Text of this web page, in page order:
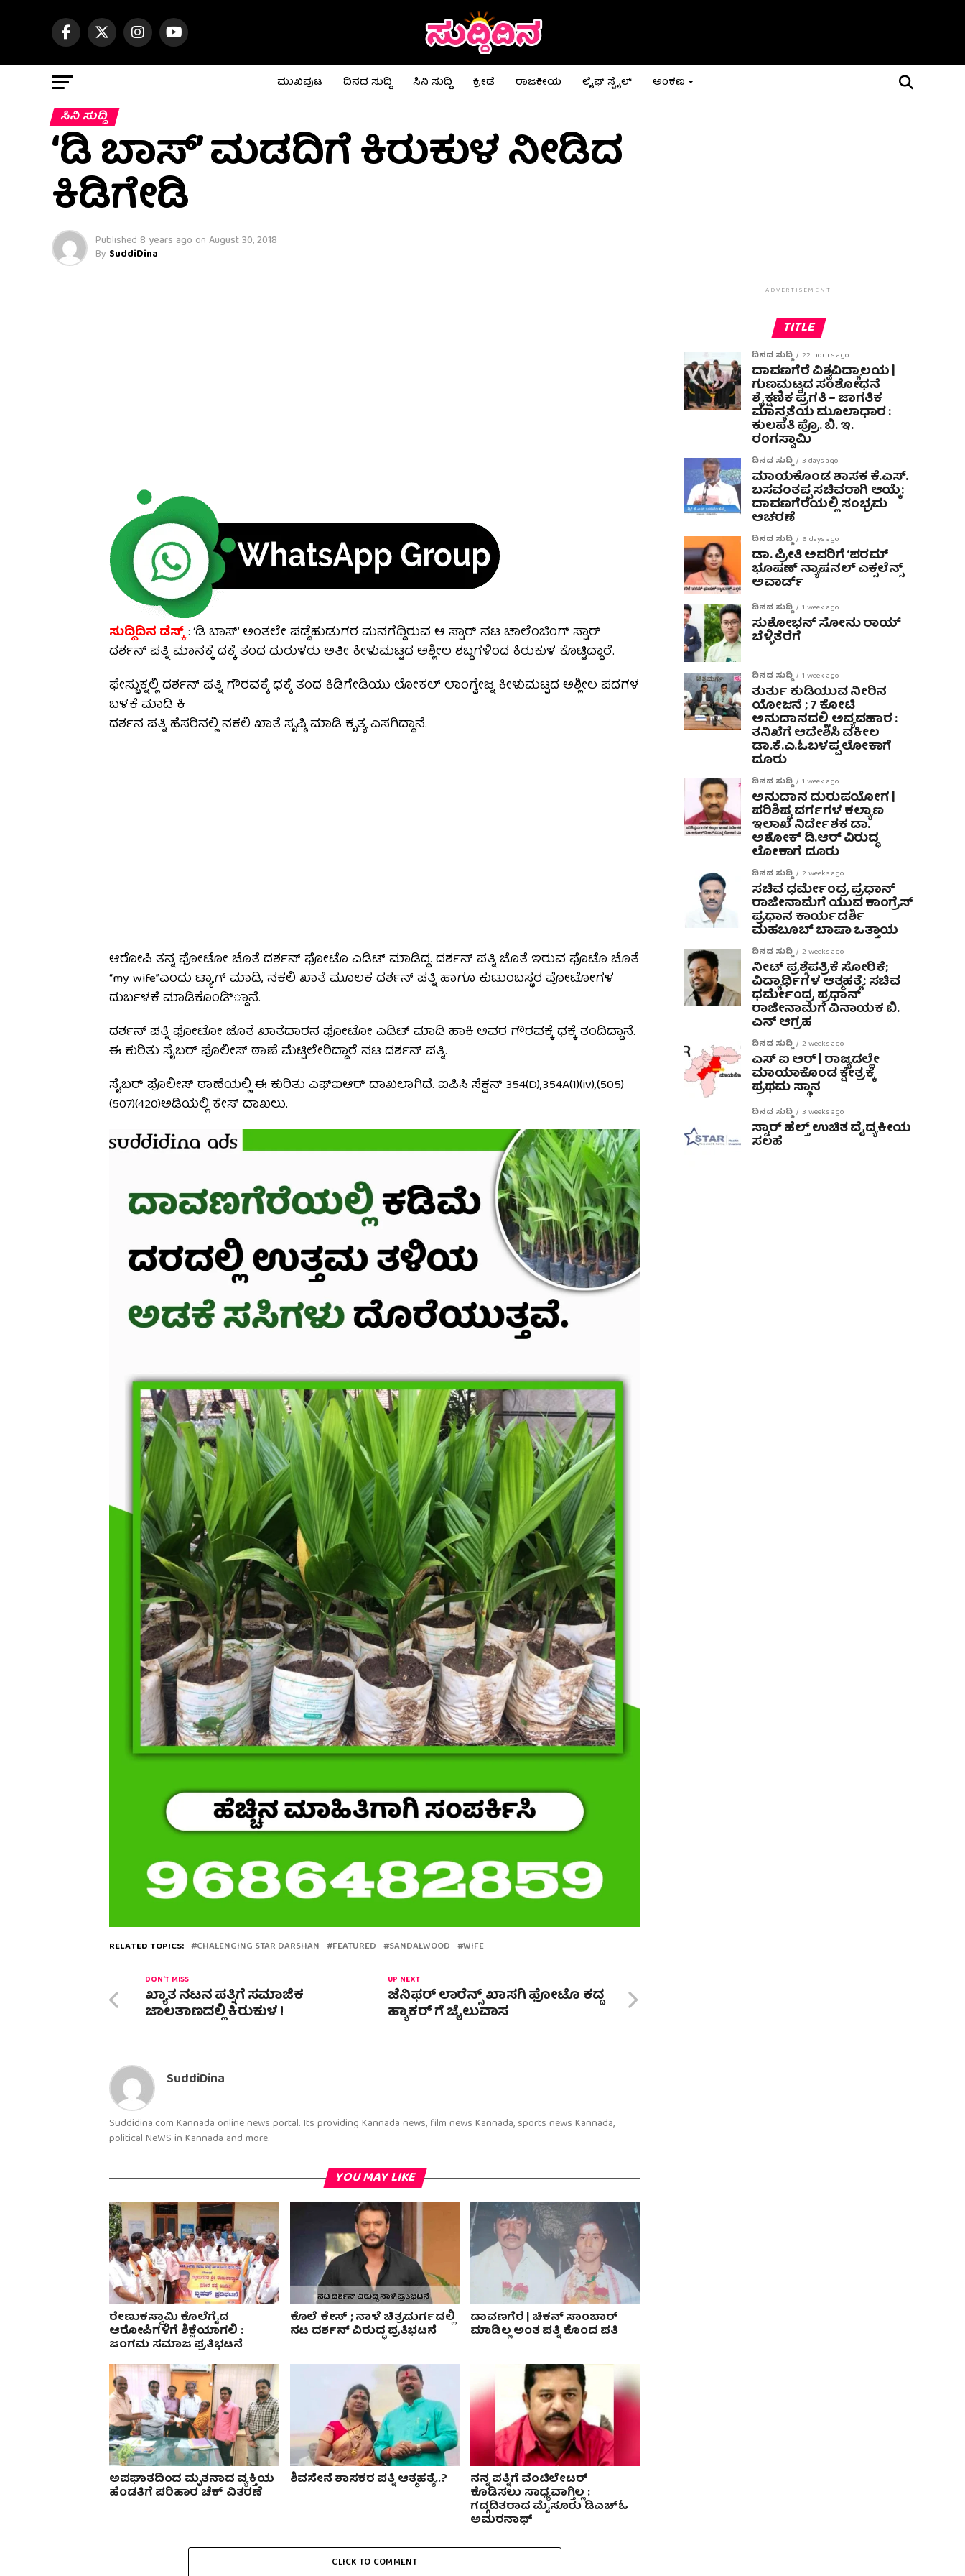
ಮುಖಪುಟ ದಿನದ ಸುದ್ದಿ ಸಿನಿ ಸುದ್ದಿ ಕ್ರೀಡೆ ರಾಜಕೀಯ ಲೈಫ್ ಸ್ಟೈಲ್ ಅಂಕಣ
ಸಿನಿ ಸುದ್ದಿ
‘ಡಿ ಬಾಸ್’ ಮಡದಿಗೆ ಕಿರುಕುಳ ನೀಡಿದ
ಕಿಡಿಗೇಡಿ
Published 8 years ago on August 30, 2018
By SuddiDina
ಸುದ್ದಿದಿನ ಡೆಸ್ಕ್: ‘ಡಿ ಬಾಸ್’ ಅಂತಲೇ ಪಡ್ಡೆಹುಡುಗರ ಮನಗೆದ್ದಿರುವ ಆ ಸ್ಟಾರ್ ನಟ ಚಾಲೆಂಜಿಂಗ್ ಸ್ಟಾರ್
ದರ್ಶನ್ ಪತ್ನಿ ಮಾನಕ್ಕೆ ದಕ್ಕೆ ತಂದ ದುರುಳರು ಅತೀ ಕೀಳುಮಟ್ಟದ ಅಶ್ಲೀಲ ಶಬ್ಧಗಳಿಂದ ಕಿರುಕುಳ ಕೊಟ್ಟಿದ್ದಾರೆ.
ಫೇಸ್ಬುಕ್ನಲ್ಲಿ ದರ್ಶನ್ ಪತ್ನಿ ಗೌರವಕ್ಕೆ ಧಕ್ಕೆ ತಂದ ಕಿಡಿಗೇಡಿಯು ಲೋಕಲ್ ಲಾಂಗ್ವೇಜ್ನ ಕೀಳುಮಟ್ಟದ ಅಶ್ಲೀಲ ಪದಗಳ
ಬಳಕೆ ಮಾಡಿ ಕಿ
ದರ್ಶನ ಪತ್ನಿ ಹೆಸರಿನಲ್ಲಿ ನಕಲಿ ಖಾತೆ ಸೃಷ್ಠಿ ಮಾಡಿ ಕೃತ್ಯ ಎಸಗಿದ್ದಾನೆ.
ಆರೋಪಿ ತನ್ನ ಫೋಟೋ ಜೊತೆ ದರ್ಶನ್ ಫೋಟೊ ಎಡಿಟ್ ಮಾಡಿದ್ದ. ದರ್ಶನ್ ಪತ್ನಿ ಜೊತೆ ಇರುವ ಫೊಟೊ ಜೊತೆ
“my wife”ಎಂದು ಟ್ಯಾಗ್ ಮಾಡಿ, ನಕಲಿ ಖಾತೆ ಮೂಲಕ ದರ್ಶನ್ ಪತ್ನಿ ಹಾಗೂ ಕುಟುಂಬಸ್ಥರ ಫೋಟೋಗಳ
ದುರ್ಬಳಕೆ ಮಾಡಿಕೊಂಡಿ್್ದಾನೆ.
ದರ್ಶನ್ ಪತ್ನಿ ಫೋಟೋ ಜೊತೆ ಖಾತೆದಾರನ ಫೋಟೋ ಎಡಿಟ್ ಮಾಡಿ ಹಾಕಿ ಅವರ ಗೌರವಕ್ಕೆ ಧಕ್ಕೆ ತಂದಿದ್ದಾನೆ.
ಈ ಕುರಿತು ಸೈಬರ್ ಪೊಲೀಸ್ ಠಾಣೆ ಮೆಟ್ಟಿಲೇರಿದ್ದಾರೆ ನಟ ದರ್ಶನ್ ಪತ್ನಿ.
ಸೈಬರ್ ಪೊಲೀಸ್ ಠಾಣೆಯಲ್ಲಿ ಈ ಕುರಿತು ಎಫ್ಐಆರ್ ದಾಖಲಾಗಿದೆ. ಐಪಿಸಿ ಸೆಕ್ಷನ್ 354(D),354A(1)(iv),(505)
(507)(420)ಅಡಿಯಲ್ಲಿ ಕೇಸ್ ದಾಖಲು.
RELATED TOPICS: CHALENGING STAR DARSHAN FEATURED SANDALWOOD WIFE
UP NEXT
ಜೆನಿಫರ್ ಲಾರೆನ್ಸ್ ಖಾಸಗಿ ಫೋಟೊ ಕದ್ದ
ಹ್ಯಾಕರ್ ಗೆ ಜೈಲುವಾಸ
DON'T MISS
ಖ್ಯಾತ ನಟನ ಪತ್ನಿಗೆ ಸಮಾಜಿಕ
ಜಾಲತಾಣದಲ್ಲಿ ಕಿರುಕುಳ !
SuddiDina
Suddidina.com Kannada online news portal. Its providing Kannada news, film news Kannada, sports news Kannada,
political NeWS in Kannada and more.
YOU MAY LIKE
ರೇಣುಕಸ್ವಾಮಿ ಕೊಲೆಗೈದ
ಆರೋಪಿಗಳಿಗೆ ಶಿಕ್ಷೆಯಾಗಲಿ :
ಜಂಗಮ ಸಮಾಜ ಪ್ರತಿಭಟನೆ
ಕೊಲೆ ಕೇಸ್ ; ನಾಳೆ ಚಿತ್ರದುರ್ಗದಲ್ಲಿ
ನಟ ದರ್ಶನ್ ವಿರುದ್ಧ ಪ್ರತಿಭಟನೆ
ದಾವಣಗೆರೆ | ಚಿಕನ್ ಸಾಂಬಾರ್
ಮಾಡಿಲ್ಲ ಅಂತ ಪತ್ನಿ ಕೊಂದ ಪತಿ
ಅಪಘಾತದಿಂದ ಮೃತನಾದ ವ್ಯಕ್ತಿಯ
ಹೆಂಡತಿಗೆ ಪರಿಹಾರ ಚೆಕ್ ವಿತರಣೆ
ಶಿವಸೇನೆ ಶಾಸಕರ ಪತ್ನಿ ಆತ್ಮಹತ್ಯೆ..? ನನ್ನ ಪತ್ನಿಗೆ ವೆಂಟಿಲೇಟರ್
ಕೊಡಿಸಲು ಸಾಧ್ಯವಾಗ್ತಿಲ್ಲ :
ಗದ್ಗದಿತರಾದ ಮೈಸೂರು ಡಿಎಚ್ಓ
ಅಮರನಾಥ್
CLICK TO COMMENT
ADVERTISEMENT
TITLE
ದಿನದ ಸುದ್ದಿ 22 hours ago
ದಾವಣಗೆರೆ ವಿಶ್ವವಿದ್ಯಾಲಯ |
ಗುಣಮಟ್ಟದ ಸಂಶೋಧನೆ
ಶೈಕ್ಷಣಿಕ ಪ್ರಗತಿ – ಜಾಗತಿಕ
ಮಾನ್ಯತೆಯ ಮೂಲಾಧಾರ :
ಕುಲಪತಿ ಪ್ರೊ. ಬಿ. ಇ.
ರಂಗಸ್ವಾಮಿ
ದಿನದ ಸುದ್ದಿ 3 days ago
ಮಾಯಕೊಂಡ ಶಾಸಕ ಕೆ.ಎಸ್.
ಬಸವಂತಪ್ಪ ಸಚಿವರಾಗಿ ಆಯ್ಕೆ:
ದಾವಣಗೆರೆಯಲ್ಲಿ ಸಂಭ್ರಮ
ಆಚರಣೆ
ದಿನದ ಸುದ್ದಿ 6 days ago
ಡಾ. ಪ್ರೀತಿ ಅವರಿಗೆ ‘ಪರಮ್
ಭೂಷಣ್ ನ್ಯಾಷನಲ್ ಎಕ್ಸಲೆನ್ಸ್
ಅವಾರ್ಡ್
ದಿನದ ಸುದ್ದಿ 1 week ago
ಸುಶೋಭನ್ ಸೋನು ರಾಯ್
ಬೆಳ್ಳಿತೆರೆಗೆ
ದಿನದ ಸುದ್ದಿ 1 week ago
ತುರ್ತು ಕುಡಿಯುವ ನೀರಿನ
ಯೋಜನೆ ; 7 ಕೋಟಿ
ಅನುದಾನದಲ್ಲಿ ಅವ್ಯವಹಾರ :
ತನಿಖೆಗೆ ಆದೇಶಿಸಿ ವಕೀಲ
ಡಾ‌.ಕೆ.ಎ.ಓಬಳಪ್ಪ ಲೋಕಾಗೆ
ದೂರು
ದಿನದ ಸುದ್ದಿ 1 week ago
ಅನುದಾನ ದುರುಪಯೋಗ |
ಪರಿಶಿಷ್ಟ ವರ್ಗಗಳ ಕಲ್ಯಾಣ
ಇಲಾಖೆ ನಿರ್ದೇಶಕ ಡಾ.
ಅಶೋಕ್ ಡಿ.ಆರ್ ವಿರುದ್ಧ
ಲೋಕಾಗೆ ದೂರು
ದಿನದ ಸುದ್ದಿ 2 weeks ago
ಸಚಿವ ಧರ್ಮೇಂದ್ರ ಪ್ರಧಾನ್
ರಾಜೀನಾಮೆಗೆ ಯುವ ಕಾಂಗ್ರೆಸ್
ಪ್ರಧಾನ ಕಾರ್ಯದರ್ಶಿ
ಮಹಬೂಬ್ ಬಾಷಾ ಒತ್ತಾಯ
ದಿನದ ಸುದ್ದಿ 2 weeks ago
ನೀಟ್ ಪ್ರಶ್ನೆಪತ್ರಿಕೆ ಸೋರಿಕೆ;
ವಿದ್ಯಾರ್ಥಿಗಳ ಆತ್ಮಹತ್ಯೆ: ಸಚಿವ
ಧರ್ಮೇಂದ್ರ ಪ್ರಧಾನ್‌
ರಾಜೀನಾಮೆಗೆ ವಿನಾಯಕ ಬಿ.
ಎನ್ ಆಗ್ರಹ
ದಿನದ ಸುದ್ದಿ 2 weeks ago
ಎಸ್ ಐ ಆರ್ | ರಾಜ್ಯದಲ್ಲೇ
ಮಾಯಾಕೊಂಡ ಕ್ಷೇತ್ರಕ್ಕೆ
ಪ್ರಥಮ ಸ್ಥಾನ
ದಿನದ ಸುದ್ದಿ 3 weeks ago
ಸ್ಟಾರ್ ಹೆಲ್ತ್ ಉಚಿತ ವೈದ್ಯಕೀಯ
ಸಲಹೆ